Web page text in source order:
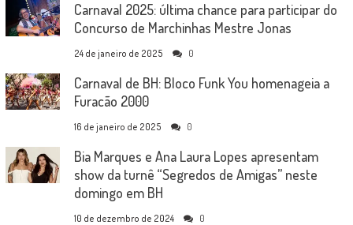
Carnaval 2025: última chance para participar do
Concurso de Marchinhas Mestre Jonas
24 de janeiro de 2025 0
Carnaval de BH: Bloco Funk You homenageia a
Furacão 2000
16 de janeiro de 2025 0
Bia Marques e Ana Laura Lopes apresentam
show da turnê “Segredos de Amigas” neste
domingo em BH
10 de dezembro de 2024 0